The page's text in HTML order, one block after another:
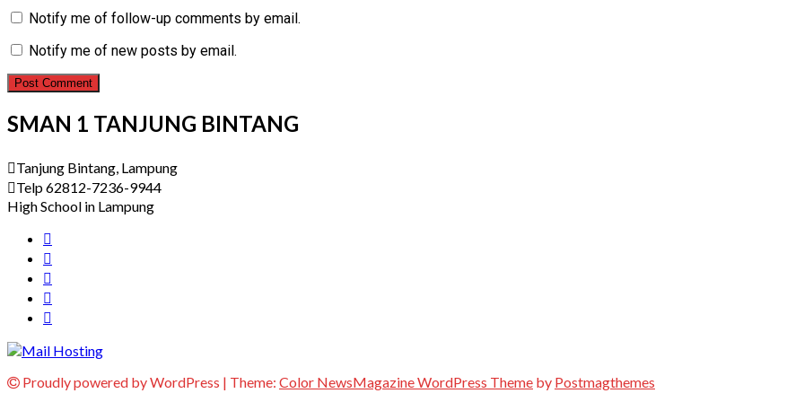
Notify me of follow-up comments by email.
Notify me of new posts by email.
SMAN 1 TANJUNG BINTANG
Tanjung Bintang, Lampung
Telp 62812-7236-9944
High School in Lampung
Proudly powered by WordPress | Theme: Color NewsMagazine WordPress Theme by Postmagthemes